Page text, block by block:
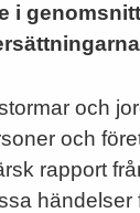
i
och
och
rapport
händelser